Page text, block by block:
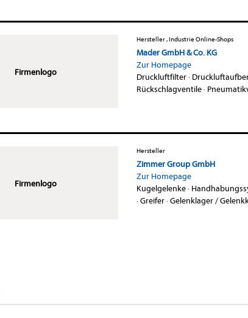
Firmenlogo
Hersteller , Industrie Online-Shops
Mader GmbH & Co. KG
Zur Homepage
Druckluftfilter·
Rückschlagventile·
Firmenlogo
Hersteller
Zimmer Group GmbH
Zur Homepage
Kugelgelenke·
·Greifer·Gelenklager /